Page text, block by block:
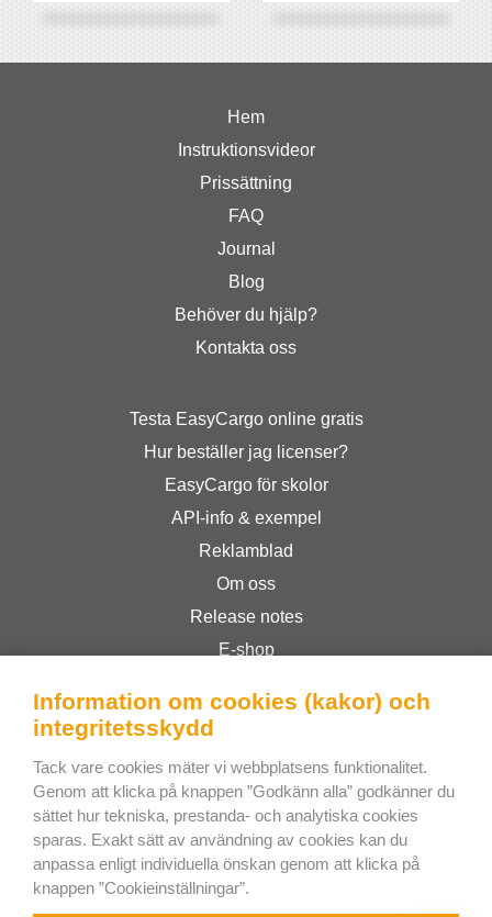
Hem
Instruktionsvideor
Prissättning
FAQ
Journal
Blog
Behöver du hjälp?
Kontakta oss
Testa EasyCargo online gratis
Hur beställer jag licenser?
EasyCargo för skolor
API-info & exempel
Reklamblad
Om oss
Release notes
E-shop
Privacy Policy
Bee Interactive s.r.o.
U Pekarky 484/1a
180 00 Prague 8 – Liben
Czech Republic
Information om cookies (kakor) och
integritetsskydd
Tack vare cookies mäter vi webbplatsens funktionalitet.
Genom att klicka på knappen ”Godkänn alla” godkänner du
sättet hur tekniska, prestanda- och analytiska cookies
sparas. Exakt sätt av användning av cookies kan du
anpassa enligt individuella önskan genom att klicka på
knappen ”Cookieinställningar”.